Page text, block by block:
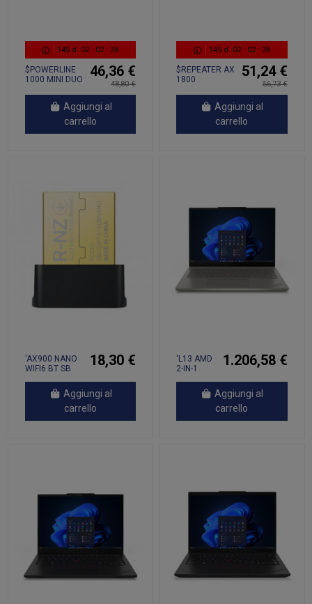
145 d. 02: 02: 27
$POWERLINE
1000 MINI DUO
46,36 €
48,80 €
Aggiungi al
carrello
145d. 02: 02: 27
$REPEATER AX
1800
51,24 €
56,73 €
Aggiungi al
carrello
'AX900 NANO
WIFI6 BT SB
18,30 €
Aggiungi al
carrello
'L13 AMD
2-IN-1
1.206,58 €
Aggiungi al
carrello